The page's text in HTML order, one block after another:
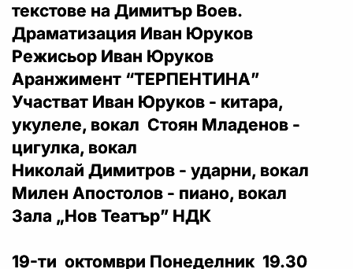
текстове на Димитър Воев.
Драматизация Иван Юруков
Режисьор Иван Юруков
Аранжимент “ТЕРПЕНТИНА”
Участват Иван Юруков - китара,
укулеле, вокал Стоян Младенов -
цигулка, вокал
Николай Димитров - ударни, вокал
Милен Апостолов - пиано, вокал
Зала „Нов Театър” НДК
19-ти октомври Понеделник 19.30